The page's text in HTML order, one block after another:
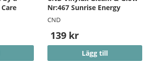
Nr:467 Sunrise Energy
CND
139 kr
Lägg till